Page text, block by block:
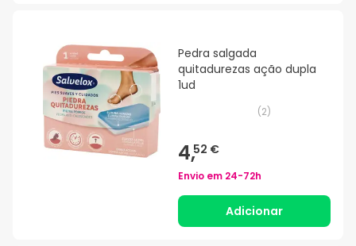
Pedra salgada
quitadurezas ação dupla
1ud
(2)
4,52 €
Envio em 24-72h
Adicionar